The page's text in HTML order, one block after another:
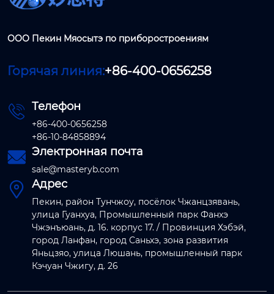
ООО Пекин Мяосытэ по приборостроениям
Горячая линия:+86-400-0656258
 Телефон
+86-400-0656258
+86-10-84858894
 Электронная почта
sale@masteryb.com
 Адрес
Пекин, район Тунчжоу, посёлок Чжанцзявань,
улица Гуанхуа, Промышленный парк Фанхэ
Чжэнъюань, д. 16. корпус 17. / Провинция Хэбэй,
город Ланфан, город Саньхэ, зона развития
Яньцзяо, улица Люшань, промышленный парк
Кэчуан Чжигу, д. 26